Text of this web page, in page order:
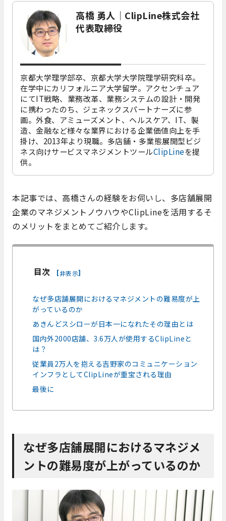
高橋 勇人｜ClipLine株式会社
代表取締役
京都大学理学部卒、京都大学大学院理学研究科卒。
在学中にカリフォルニア大学留学。アクセンチュア
にてIT戦略、業務改革、業務システムの設計・開発
に携わったのち、ジェネックスパートナーズに参
画。外食、アミューズメント、ヘルスケア、IT、製
造、金融など様々な業界における企業価値向上を手
掛け、2013年より現職。多店舗・多業態展開型ビジ
ネス向けサービスマネジメントツールClipLineを提
供。
本記事では、高橋さんの経験をお伺いし、多店舗展開
企業のマネジメントノウハウやClipLineを活用するそ
のメリットをまとめてご紹介します。
目次 [非表示]
なぜ多店舗展開におけるマネジメントの難易度が上
がっているのか
あきんどスシローが日本一になれたその理由とは
国内外2000店舗、3.6万人が使用するClipLineと
は？
従業員2万人を抱える吉野家のコミュニケーション
インフラとしてClipLineが重宝される理由
最後に
なぜ多店舗展開におけるマネジメ
ントの難易度が上がっているのか